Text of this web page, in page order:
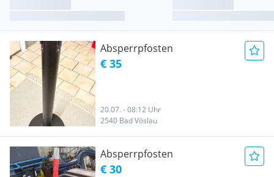
Absperrpfosten
€ 35
20.07. - 08:12 Uhr
2540 Bad Vöslau
Absperrpfosten
€ 30